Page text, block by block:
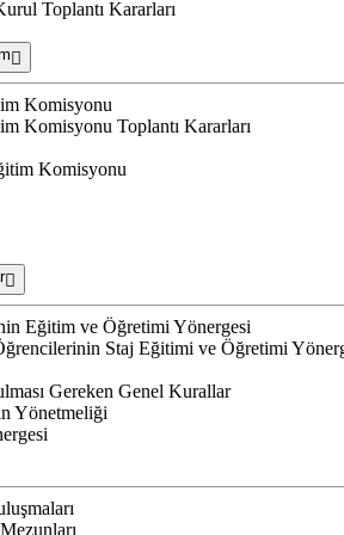
Toplantı Kararları
Komisyonu
Komisyonu Toplantı Kararları
Komisyonu
Eğitim ve Öğretimi Yönergesi
Staj Eğitimi ve Öğretimi
Gereken Genel Kurallar
Yönetmeliği